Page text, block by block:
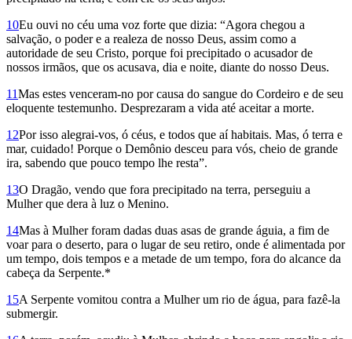
10Eu ouvi no céu uma voz forte que dizia: “Agora chegou a
salvação, o poder e a realeza de nosso Deus, assim como a
autoridade de seu Cristo, porque foi precipitado o acusador de
nossos irmãos, que os acusava, dia e noite, diante do nosso Deus.
11Mas estes venceram-no por causa do sangue do Cordeiro e de seu
eloquente testemunho. Desprezaram a vida até aceitar a morte.
12Por isso alegrai-vos, ó céus, e todos que aí habitais. Mas, ó terra e
mar, cuidado! Porque o Demônio desceu para vós, cheio de grande
ira, sabendo que pouco tempo lhe resta”.
13O Dragão, vendo que fora precipitado na terra, perseguiu a
Mulher que dera à luz o Menino.
14Mas à Mulher foram dadas duas asas de grande águia, a fim de
voar para o deserto, para o lugar de seu retiro, onde é alimentada por
um tempo, dois tempos e a metade de um tempo, fora do alcance da
cabeça da Serpente.*
15A Serpente vomitou contra a Mulher um rio de água, para fazê-la
submergir.